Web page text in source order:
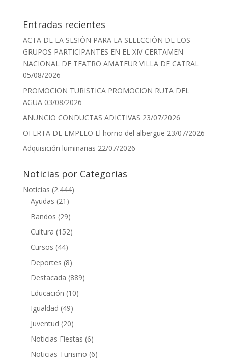
Entradas recientes
ACTA DE LA SESIÓN PARA LA SELECCIÓN DE LOS
GRUPOS PARTICIPANTES EN EL XIV CERTAMEN
NACIONAL DE TEATRO AMATEUR VILLA DE CATRAL
05/08/2026
PROMOCION TURISTICA PROMOCION RUTA DEL
AGUA 03/08/2026
ANUNCIO CONDUCTAS ADICTIVAS 23/07/2026
OFERTA DE EMPLEO El horno del albergue 23/07/2026
Adquisición luminarias 22/07/2026
Noticias por Categorias
Noticias (2.444)
Ayudas (21)
Bandos (29)
Cultura (152)
Cursos (44)
Deportes (8)
Destacada (889)
Educación (10)
Igualdad (49)
Juventud (20)
Noticias Fiestas (6)
Noticias Turismo (6)